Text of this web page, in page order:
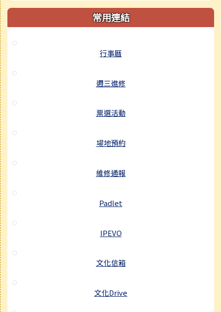
常用連結
行事曆
週三進修
票選活動
場地預約
維修通報
Padlet
IPEVO
文化信箱
文化Drive